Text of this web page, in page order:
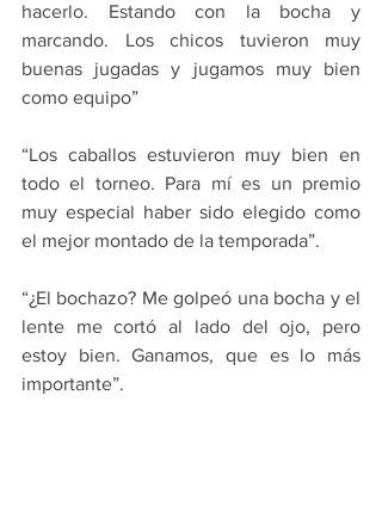
hacerlo. Estando con la bocha y
marcando. Los chicos tuvieron muy
buenas jugadas y jugamos muy bien
como equipo”
“Los caballos estuvieron muy bien en
todo el torneo. Para mí es un premio
muy especial haber sido elegido como
el mejor montado de la temporada”.
“¿El bochazo? Me golpeó una bocha y el
lente me cortó al lado del ojo, pero
estoy bien. Ganamos, que es lo más
importante”.